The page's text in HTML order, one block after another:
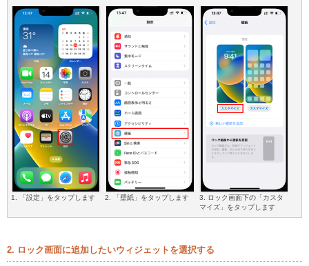
1. 「設定」をタップします 2. 「壁紙」をタップします
3. ロック画面下の「カスタ
マイズ」をタップします
2. ロック画面に追加したいウィジェットを選択する